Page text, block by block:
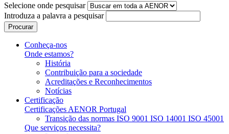
Selecione onde pesquisar
Introduza a palavra a pesquisar
Procurar
Conheça-nos
Onde estamos?
História
Contribuição para a sociedade
Acreditações e Reconhecimentos
Notícias
Certificação
Certificações AENOR Portugal
Transição das normas ISO 9001 ISO 14001 ISO 45001
Que serviços necessita?